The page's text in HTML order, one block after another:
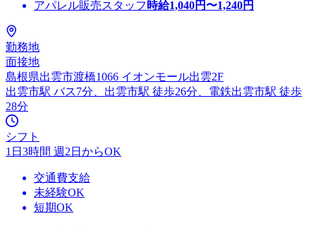
アパレル販売スタッフ 時給1,040円〜1,240円
勤務地
面接地
島根県出雲市渡橋1066 イオンモール出雲2F
出雲市駅 バス7分、出雲市駅 徒歩26分、電鉄出雲市駅 徒歩
28分
シフト
1日3時間 週2日からOK
交通費支給
未経験OK
短期OK